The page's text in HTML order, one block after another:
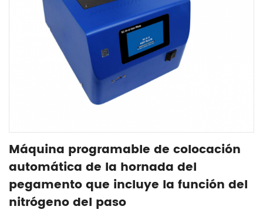
Máquina programable de colocación
automática de la hornada del
pegamento que incluye la función del
nitrógeno del paso